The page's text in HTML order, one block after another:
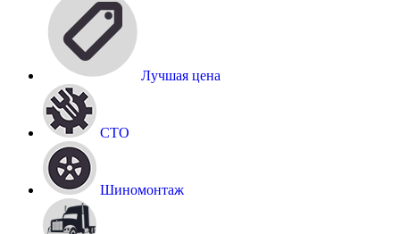
Лучшая цена
СТО
Шиномонтаж